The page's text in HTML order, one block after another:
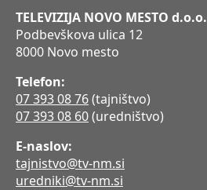
TELEVIZIJA NOVO MESTO d.o.o.
Podbevškova ulica 12
8000 Novo mesto
Telefon:
07 393 08 76(tajništvo)
07 393 08 60(uredništvo)
E-naslov:
tajnistvo@tv-nm.si
uredniki@tv-nm.si